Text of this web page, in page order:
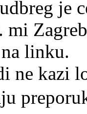
je
mi
linku.
ne kazi